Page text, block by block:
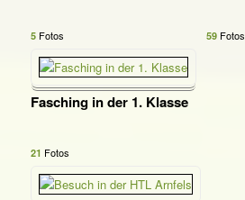
5Fotos 59Fotos
Fasching in der 1. Klasse
21 Fotos